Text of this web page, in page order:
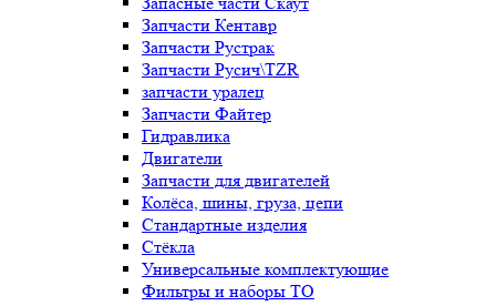
Запчасти Кентавр
Запчасти Рустрак
Запчасти Русич\TZR
запчасти уралец
Запчасти Файтер
Гидравлика
Двигатели
Запчасти для двигателей
Колёса, шины, груза, цепи
Стандартные изделия
Стёкла
Универсальные комплектующие
Фильтры и наборы ТО